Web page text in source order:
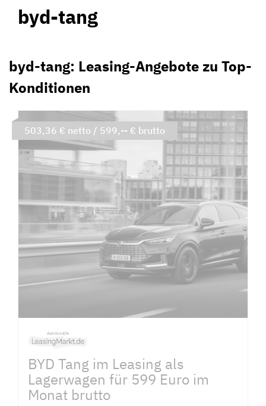
byd-tang
byd-tang: Leasing-Angebote zu Top-
Konditionen
BYD Tang im Leasing als
Lagerwagen für 599 Euro im
Monat brutto
503,36 € netto / 599,-- € brutto